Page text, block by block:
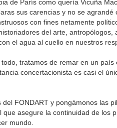
de París como quería Vicuña
sus carencias y no se agrandé
con fines netamente
del arte, antropólogos,
el agua al cuello en nuestros
tratamos de remar en un país
concertacionista es casi el
del FONDART y pongámonos las
que asegure la continuidad de los
mundo.